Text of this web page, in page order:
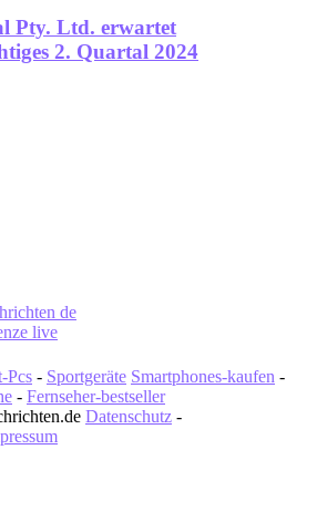
Pty. Ltd. erwartet
2. Quartal 2024
de
live
Pcs - Sportgeräte Smartphones-kaufen -
- Fernseher-bestseller
Datenschutz -